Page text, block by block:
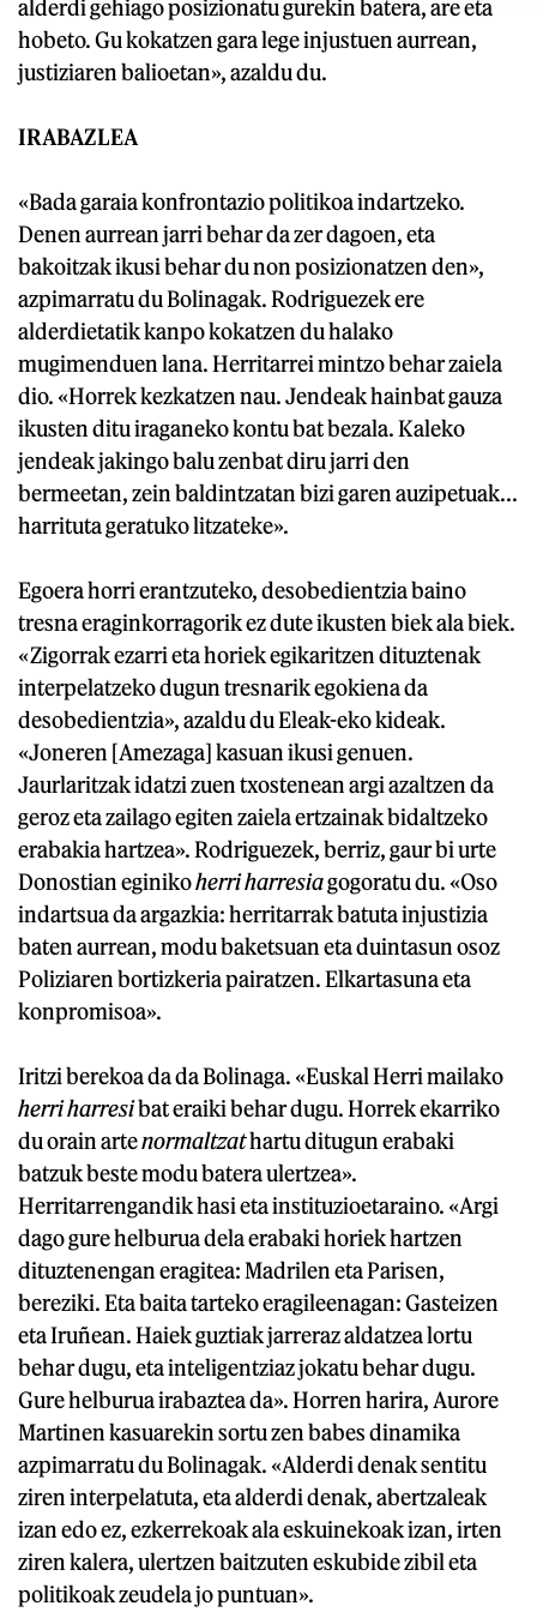
alderdi gehiago posizionatu gurekin batera, are eta
hobeto. Gu kokatzen gara lege injustuen aurrean,
justiziaren balioetan», azaldu du.
IRABAZLEA
«Bada garaia konfrontazio politikoa indartzeko.
Denen aurrean jarri behar da zer dagoen, eta
bakoitzak ikusi behar du non posizionatzen den»,
azpimarratu du Bolinagak. Rodriguezek ere
alderdietatik kanpo kokatzen du halako
mugimenduen lana. Herritarrei mintzo behar zaiela
dio. «Horrek kezkatzen nau. Jendeak hainbat gauza
ikusten ditu iraganeko kontu bat bezala. Kaleko
jendeak jakingo balu zenbat diru jarri den
bermeetan, zein baldintzatan bizi garen auzipetuak...
harrituta geratuko litzateke».
Egoera horri erantzuteko, desobedientzia baino
tresna eraginkorragorik ez dute ikusten biek ala biek.
«Zigorrak ezarri eta horiek egikaritzen dituztenak
interpelatzeko dugun tresnarik egokiena da
desobedientzia», azaldu du Eleak-eko kideak.
«Joneren [Amezaga] kasuan ikusi genuen.
Jaurlaritzak idatzi zuen txostenean argi azaltzen da
geroz eta zailago egiten zaiela ertzainak bidaltzeko
erabakia hartzea». Rodriguezek, berriz, gaur bi urte
Donostian eginikoherri harresiagogoratu du. «Oso
indartsua da argazkia: herritarrak batuta injustizia
baten aurrean, modu baketsuan eta duintasun osoz
Poliziaren bortizkeria pairatzen. Elkartasuna eta
konpromisoa».
Iritzi berekoa da da Bolinaga. «Euskal Herri mailako
herri harresibat eraiki behar dugu. Horrek ekarriko
du orain artenormaltzathartu ditugun erabaki
batzuk beste modu batera ulertzea».
Herritarrengandik hasi eta instituzioetaraino. «Argi
dago gure helburua dela erabaki horiek hartzen
dituztenengan eragitea: Madrilen eta Parisen,
bereziki. Eta baita tarteko eragileenagan: Gasteizen
eta Iruñean. Haiek guztiak jarreraz aldatzea lortu
behar dugu, eta inteligentziaz jokatu behar dugu.
Gure helburua irabaztea da». Horren harira, Aurore
Martinen kasuarekin sortu zen babes dinamika
azpimarratu du Bolinagak. «Alderdi denak sentitu
ziren interpelatuta, eta alderdi denak, abertzaleak
izan edo ez, ezkerrekoak ala eskuinekoak izan, irten
ziren kalera, ulertzen baitzuten eskubide zibil eta
politikoak zeudela jo puntuan».